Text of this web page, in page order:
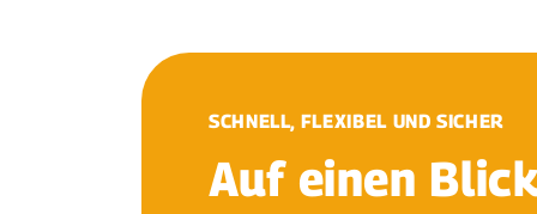
SCHNELL, FLEXIBEL UND SICHER
Auf einen